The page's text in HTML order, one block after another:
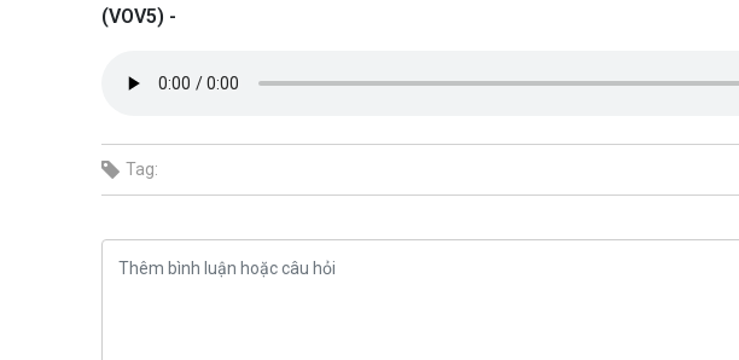
(VOV5) -
Tag: